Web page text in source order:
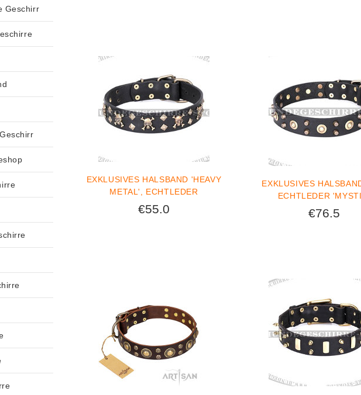
EXKLUSIVES HALSBAND 'HEAVY
METAL', ECHTLEDER
€55.0
EXKLUSIVES
ECHTLEDER
€76.5
Geschirr